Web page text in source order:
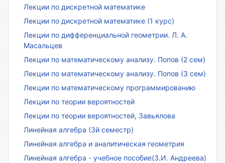
Лекции по дискретной математике
Лекции по дискретной математике (1 курс)
Лекции по дифференциальной геометрии. Л. А.
Масальцев
Лекции по математическому анализу. Попов (2 сем)
Лекции по математическому анализу. Попов (3 сем)
Лекции по математическому программированию
Лекции по теории вероятностей
Лекции по теории вероятностей, Завьялова
Линейная алгебра (3й семестр)
Линейная алгебра и аналитическая геометрия
Линейная алгебра - учебное пособие(З.И. Андреева)